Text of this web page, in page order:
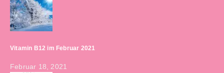
Vitamin B12 im Februar 2021
Februar 18, 2021